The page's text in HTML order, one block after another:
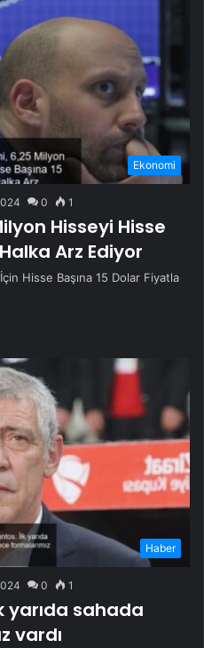
Ekonomi
0 1
Hisseyi Hisse
Arz Ediyor
Hisse Başına 15 Dolar Fiyatla
Haber
0 1
yarıda sahada
vardı